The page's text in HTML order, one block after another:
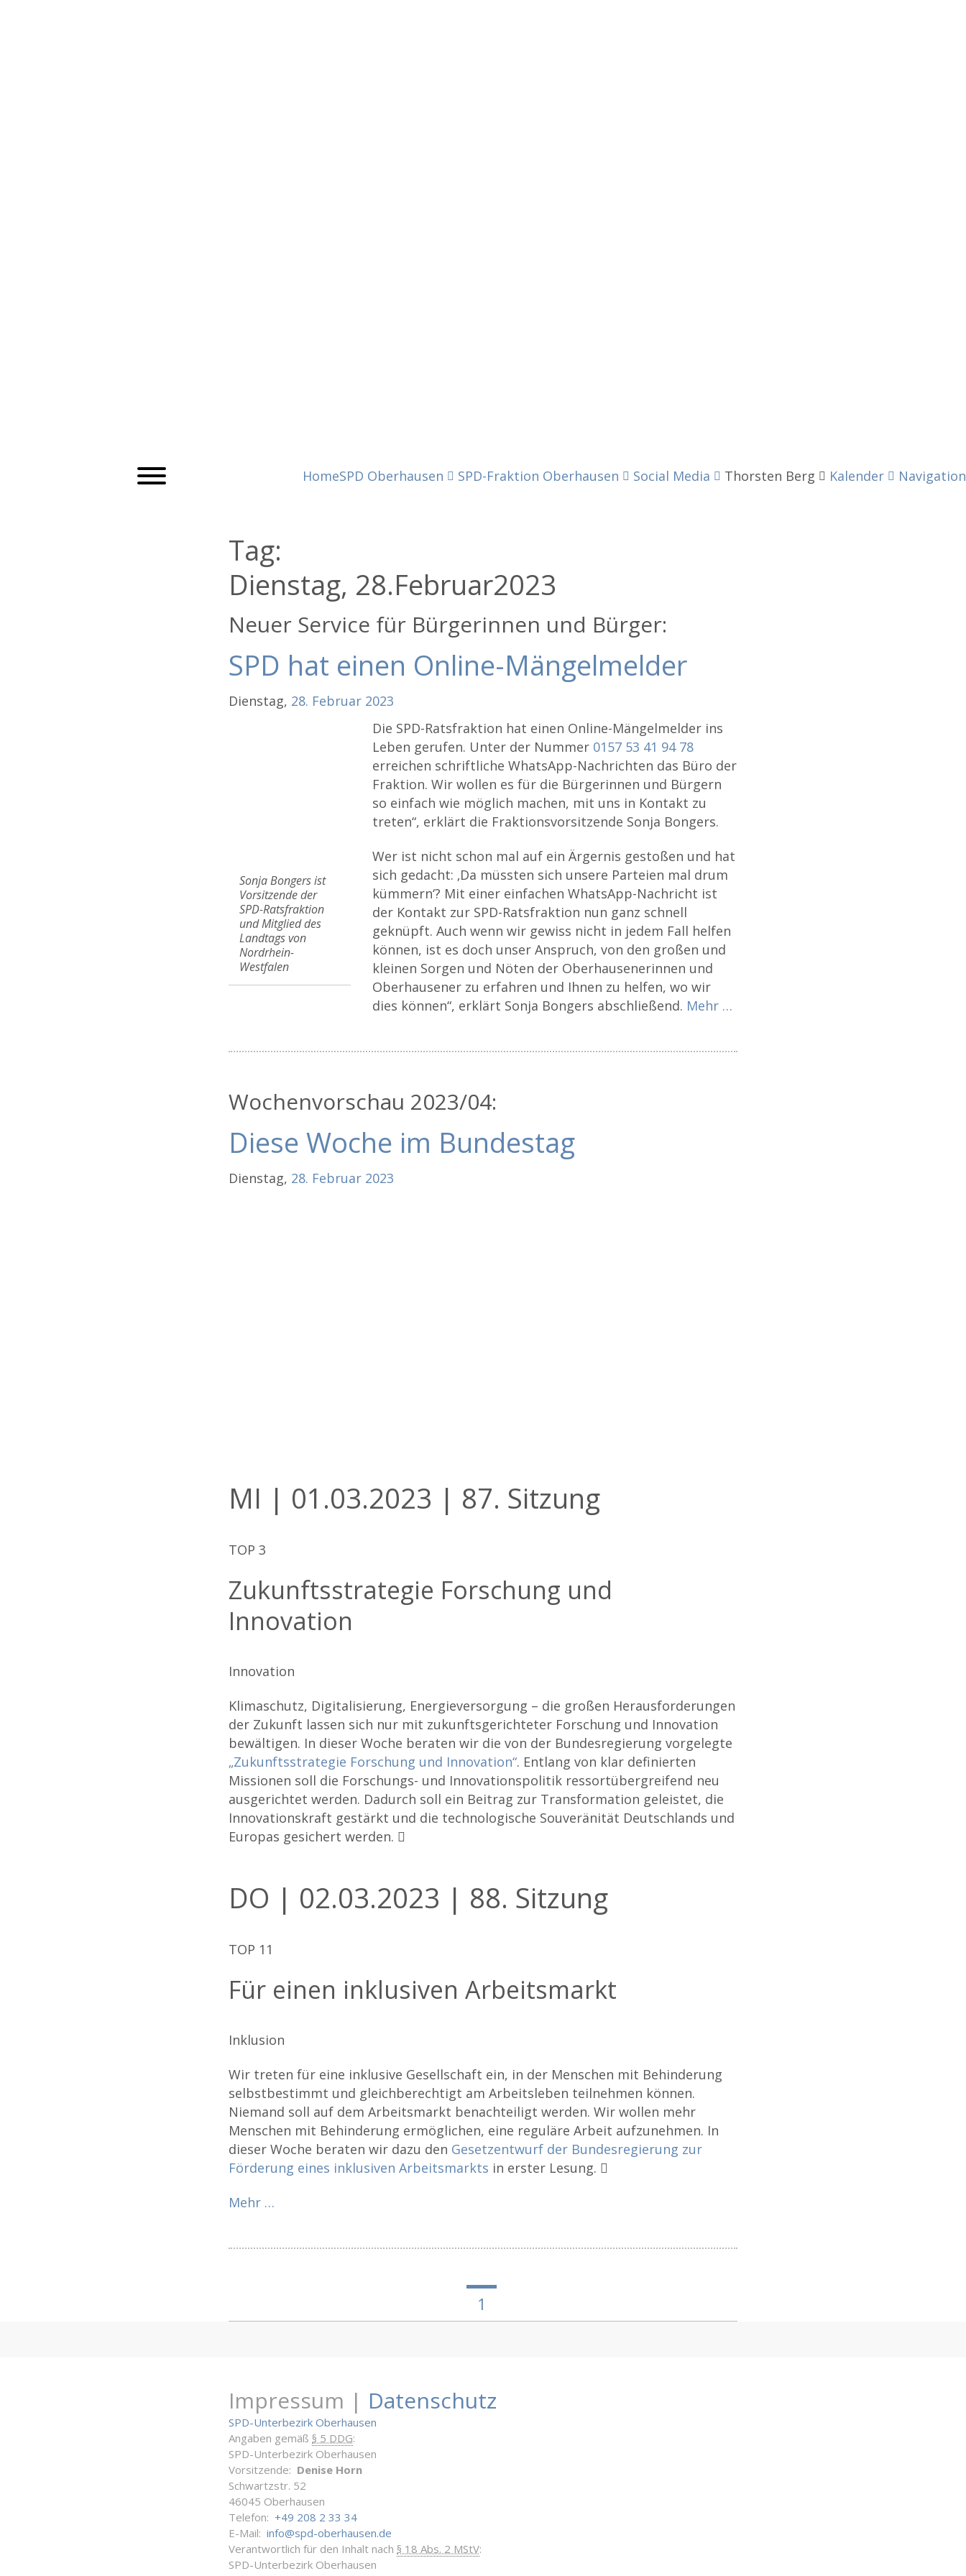
HomeSPD Oberhausen SPD-Fraktion Oberhausen Social Media Thorsten Berg Kalender Navigation
Tag:
Dienstag, 28.Februar2023
Neuer Service für Bürgerinnen und Bürger:
SPD hat einen Online-Mängelmelder
Dienstag, 28. Februar 2023
Sonja Bongers ist
Vorsitzende der
SPD-Ratsfraktion
und Mitglied des
Landtags von
Nordrhein-
Westfalen
Die SPD-Ratsfraktion hat einen Online-Mängelmelder ins
Leben gerufen. Unter der Nummer 0157 53 41 94 78
erreichen schriftliche WhatsApp-Nachrichten das Büro der
Fraktion. Wir wollen es für die Bürgerinnen und Bürgern
so einfach wie möglich machen, mit uns in Kontakt zu
treten“, erklärt die Fraktionsvorsitzende Sonja Bongers.
Wer ist nicht schon mal auf ein Ärgernis gestoßen und hat
sich gedacht: ‚Da müssten sich unsere Parteien mal drum
kümmern‘? Mit einer einfachen WhatsApp-Nachricht ist
der Kontakt zur SPD-Ratsfraktion nun ganz schnell
geknüpft. Auch wenn wir gewiss nicht in jedem Fall helfen
können, ist es doch unser Anspruch, von den großen und
kleinen Sorgen und Nöten der Oberhausenerinnen und
Oberhausener zu erfahren und Ihnen zu helfen, wo wir
dies können“, erklärt Sonja Bongers abschließend. Mehr …
Wochenvorschau 2023/04:
Diese Woche im Bundestag
Dienstag, 28. Februar 2023
MI | 01.03.2023 | 87. Sitzung
TOP 3
Zukunftsstrategie Forschung und
Innovation
Innovation
Klimaschutz, Digitalisierung, Energieversorgung – die großen Herausforderungen
der Zukunft lassen sich nur mit zukunftsgerichteter Forschung und Innovation
bewältigen. In dieser Woche beraten wir die von der Bundesregierung vorgelegte
„Zukunftsstrategie Forschung und Innovation“. Entlang von klar definierten
Missionen soll die Forschungs- und Innovationspolitik ressortübergreifend neu
ausgerichtet werden. Dadurch soll ein Beitrag zur Transformation geleistet, die
Innovationskraft gestärkt und die technologische Souveränität Deutschlands und
Europas gesichert werden.
DO | 02.03.2023 | 88. Sitzung
TOP 11
Für einen inklusiven Arbeitsmarkt
Inklusion
Wir treten für eine inklusive Gesellschaft ein, in der Menschen mit Behinderung
selbstbestimmt und gleichberechtigt am Arbeitsleben teilnehmen können.
Niemand soll auf dem Arbeitsmarkt benachteiligt werden. Wir wollen mehr
Menschen mit Behinderung ermöglichen, eine reguläre Arbeit aufzunehmen. In
dieser Woche beraten wir dazu den Gesetzentwurf der Bundesregierung zur
Förderung eines inklusiven Arbeitsmarkts in erster Lesung.
Mehr …
1
Impressum | Datenschutz
SPD-Unterbezirk Oberhausen
Angaben gemäß § 5 DDG:
SPD-Unterbezirk Oberhausen
Vorsitzende: Denise Horn
Schwartzstr. 52
46045 Oberhausen
Telefon: +49 208 2 33 34
E-Mail: info@spd-oberhausen.de
Verantwortlich für den Inhalt nach § 18 Abs. 2 MStV:
SPD-Unterbezirk Oberhausen